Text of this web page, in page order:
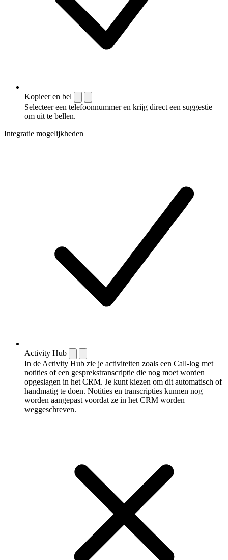
Kopieer en bel
Selecteer een telefoonnummer en krijg direct een suggestie
om uit te bellen.
Integratie mogelijkheden
Activity Hub
In de Activity Hub zie je activiteiten zoals een Call-log met
notities of een gespreks­transcriptie die nog moet worden
opgeslagen in het CRM. Je kunt kiezen om dit automatisch of
handmatig te doen. Notities en transcripties kunnen nog
worden aangepast voordat ze in het CRM worden
weggeschreven.